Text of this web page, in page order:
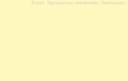
Essen , Sigmatismus interdentalis Oberhausen ,